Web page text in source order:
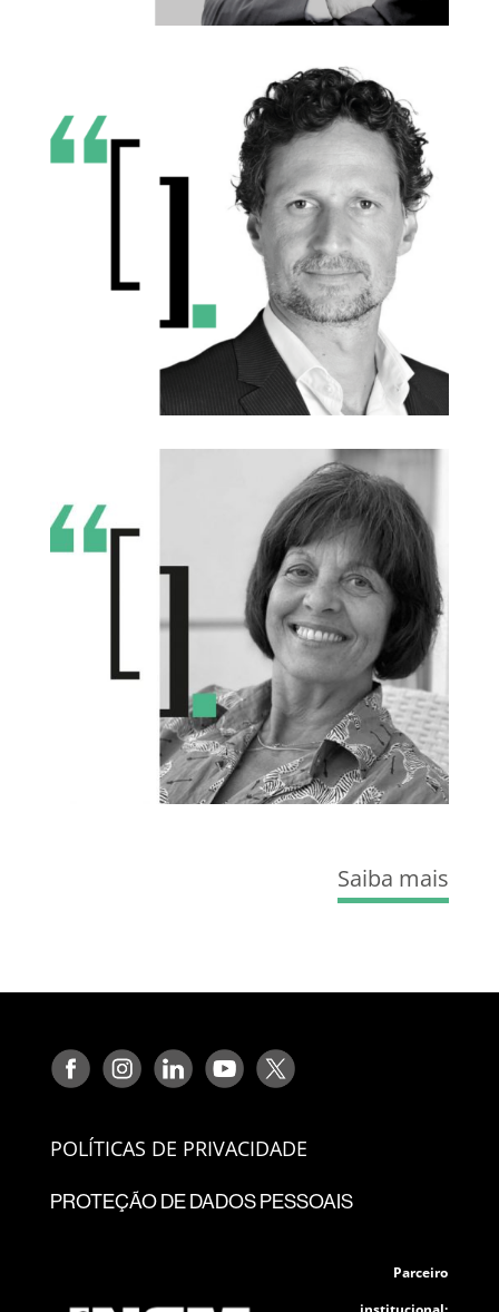
Saiba mais
POLÍTICAS DE PRIVACIDADE
PROTEÇÃO DE DADOS PESSOAIS
Parceiro